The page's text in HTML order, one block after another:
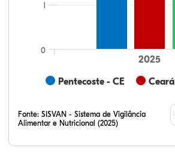
Pentecoste - CE Ceará
2025
0
1
Fonte: SISVAN - Sistema de Vigilância
Alimentar e Nutricional (2025)